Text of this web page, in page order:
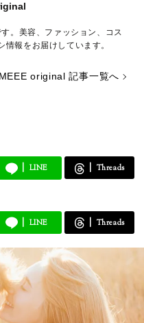
。美容、ファッション、コス
報をお届けしています。
original 記事一覧へ
LINE Threads
LINE Threads